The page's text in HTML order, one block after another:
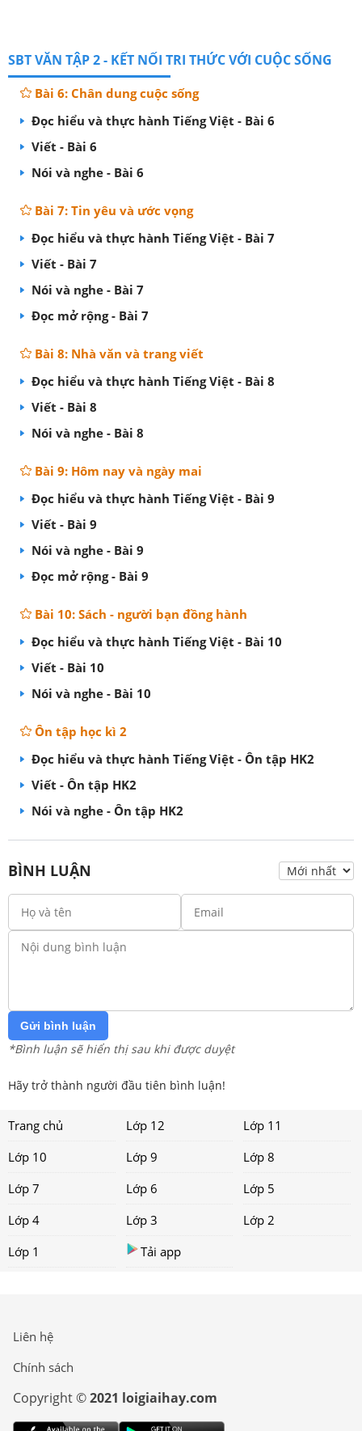
SBT VĂN TẬP 2 - KẾT NỐI TRI THỨC VỚI CUỘC SỐNG
Bài 6: Chân dung cuộc sống
Đọc hiểu và thực hành Tiếng Việt - Bài 6
Viết - Bài 6
Nói và nghe - Bài 6
Bài 7: Tin yêu và ước vọng
Đọc hiểu và thực hành Tiếng Việt - Bài 7
Viết - Bài 7
Nói và nghe - Bài 7
Đọc mở rộng - Bài 7
Bài 8: Nhà văn và trang viết
Đọc hiểu và thực hành Tiếng Việt - Bài 8
Viết - Bài 8
Nói và nghe - Bài 8
Bài 9: Hôm nay và ngày mai
Đọc hiểu và thực hành Tiếng Việt - Bài 9
Viết - Bài 9
Nói và nghe - Bài 9
Đọc mở rộng - Bài 9
Bài 10: Sách - người bạn đồng hành
Đọc hiểu và thực hành Tiếng Việt - Bài 10
Viết - Bài 10
Nói và nghe - Bài 10
Ôn tập học kì 2
Đọc hiểu và thực hành Tiếng Việt - Ôn tập HK2
Viết - Ôn tập HK2
Nói và nghe - Ôn tập HK2
BÌNH LUẬN
Gửi bình luận
*Bình luận sẽ hiển thị sau khi được duyệt
Hãy trở thành người đầu tiên bình luận!
Trang chủ Lớp 12
Lớp 11
Lớp 10
Lớp 9
Lớp 8
Lớp 7
Lớp 6
Lớp 5
Lớp 4
Lớp 3
Lớp 2
Lớp 1
Tải app
Liên hệ
Chính sách
Copyright ©2021 loigiaihay.com